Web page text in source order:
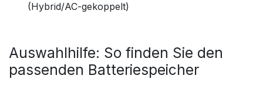
(Hybrid/AC-gekoppelt)
Auswahlhilfe: So finden Sie den
passenden Batteriespeicher